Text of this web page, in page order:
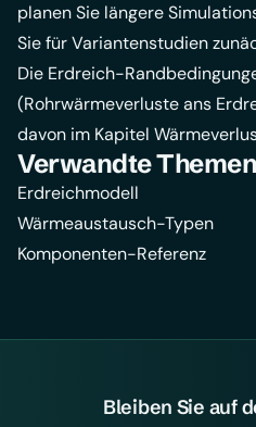
planen Sie längere
Sie für Variantenstudien
Die Erdreich-
(Rohrwärmeverluste ans
davon im Kapitel
Verwandte Themen
Erdreichmodell
Wärmeaustausch-Typen
Komponenten-Referenz
Bleiben Sie auf